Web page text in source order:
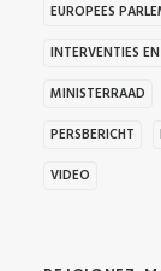
EUROPEES
INTERVENTIES
MINISTERRAAD
PERSBERICHT
VIDEO